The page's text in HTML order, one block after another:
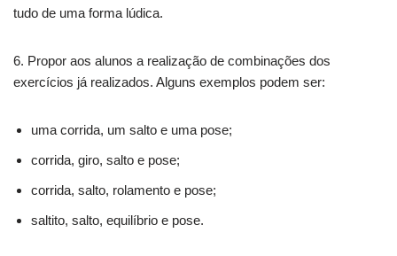
tudo de uma forma lúdica.
6. Propor aos alunos a realização de combinações dos
exercícios já realizados. Alguns exemplos podem ser:
uma corrida, um salto e uma pose;
corrida, giro, salto e pose;
corrida, salto, rolamento e pose;
saltito, salto, equilíbrio e pose.